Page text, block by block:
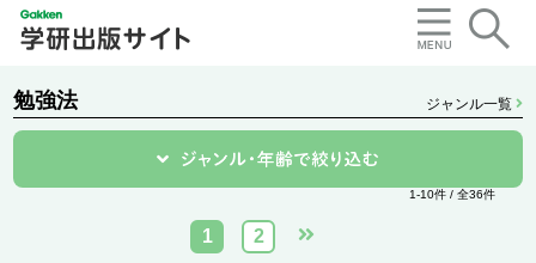
勉強法 ジャンル一覧
1-10件 / 全36件
1 2